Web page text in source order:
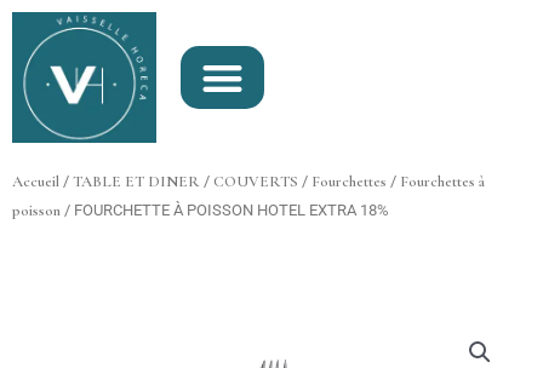
Aller
contenu
Accueil / TABLE ET DINER / COUVERTS / Fourchettes / Fourchettes à
poisson / FOURCHETTE À POISSON HOTEL EXTRA 18%